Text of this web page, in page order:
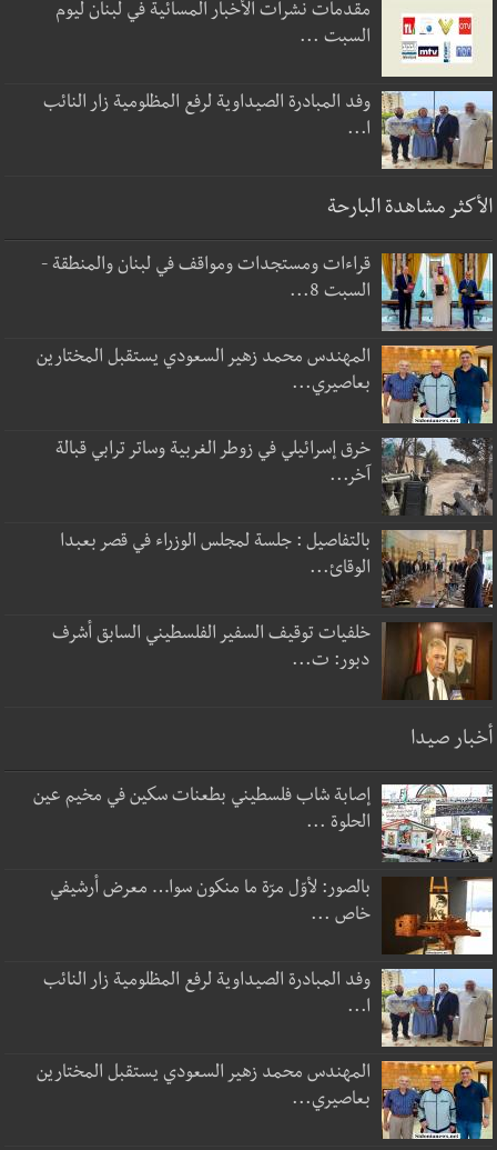
مقدمات نشرات الأخبار المسائية في لبنان ليوم
السبت ...
وفد المبادرة الصيداوية لرفع المظلومية زار النائب
ا...
الأكثر مشاهدة البارحة
قراءات ومستجدات ومواقف في لبنان والمنطقة -
السبت 8...
المهندس محمد زهير السعودي يستقبل المختارين
بعاصيري...
خرق إسرائيلي في زوطر الغربية وساتر ترابي قبالة
آخر...
بالتفاصيل : جلسة لمجلس الوزراء في قصر بعبدا
الوقائ...
خلفيات توقيف السفير الفلسطيني السابق أشرف
دبور: ت...
أخبار صيدا
إصابة شاب فلسطيني بطعنات سكين في مخيم عين
الحلوة ...
بالصور: لأوّل مرّة ما منكون سوا… معرض أرشيفي
خاص ...
وفد المبادرة الصيداوية لرفع المظلومية زار النائب
ا...
المهندس محمد زهير السعودي يستقبل المختارين
بعاصيري...